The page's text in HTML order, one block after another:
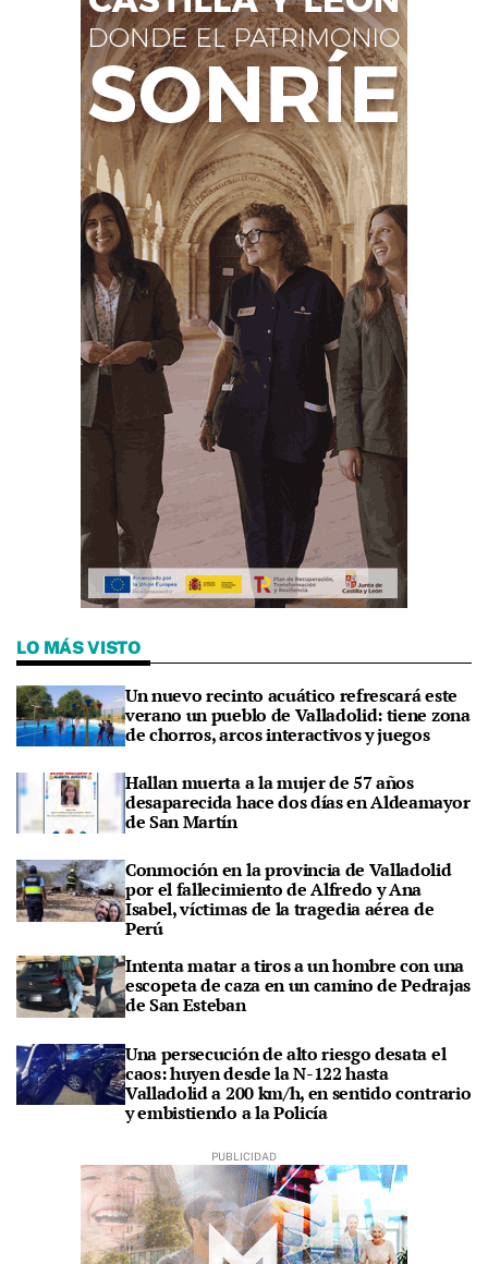
LO MÁS VISTO
Un nuevo recinto acuático refrescará este
verano un pueblo de Valladolid: tiene zona
de chorros, arcos interactivos y juegos
Hallan muerta a la mujer de 57 años
desaparecida hace dos días en Aldeamayor
de San Martín
Conmoción en la provincia de Valladolid
por el fallecimiento de Alfredo y Ana
Isabel, víctimas de la tragedia aérea de
Perú
Intenta matar a tiros a un hombre con una
escopeta de caza en un camino de Pedrajas
de San Esteban
Una persecución de alto riesgo desata el
caos: huyen desde la N-122 hasta
Valladolid a 200 km/h, en sentido contrario
y embistiendo a la Policía